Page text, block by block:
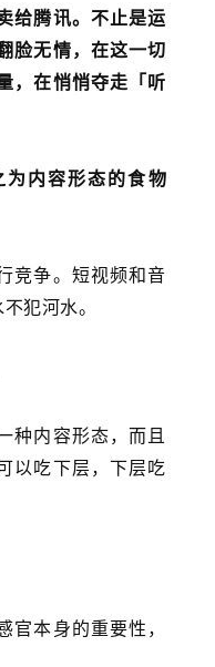
给腾讯。不止是运
脸无情，在这一切
，在悄悄夺走「听
为内容形态的食物
竞争。短视频和音
犯河水。
种内容形态，而且
以吃下层，下层吃
官本身的重要性，